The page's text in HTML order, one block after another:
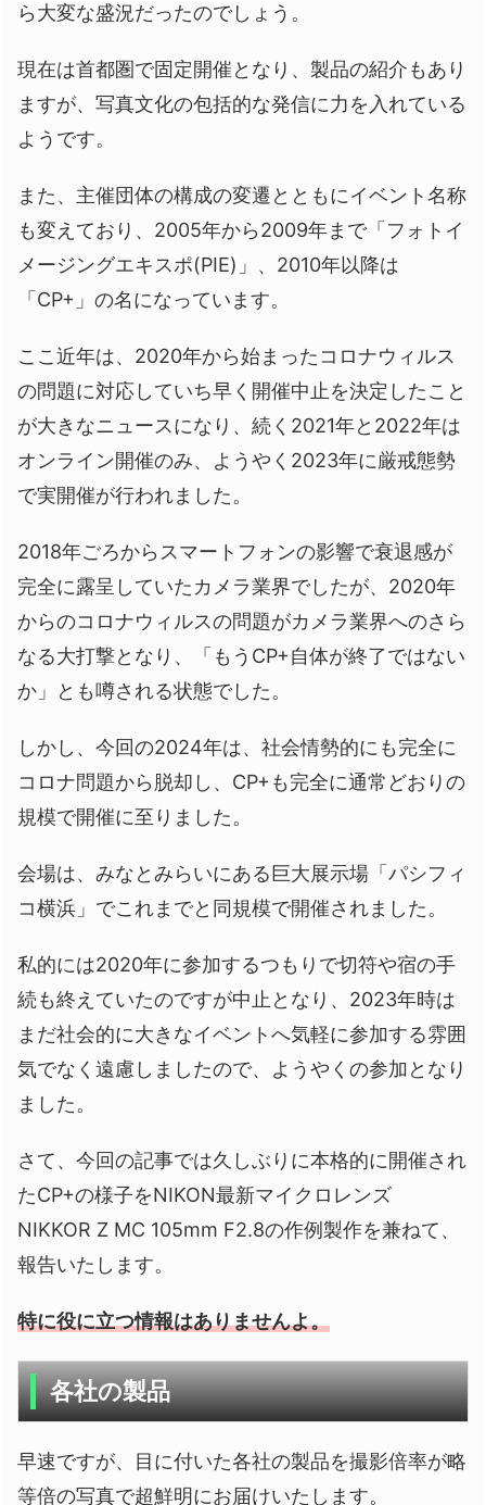
ら大変な盛況だったのでしょう。
現在は首都圏で固定開催となり、製品の紹介もあり
ますが、写真文化の包括的な発信に力を入れている
ようです。
また、主催団体の構成の変遷とともにイベント名称
も変えており、2005年から2009年まで「フォトイ
メージングエキスポ(PIE)」、2010年以降は
「CP+」の名になっています。
ここ近年は、2020年から始まったコロナウィルス
の問題に対応していち早く開催中止を決定したこと
が大きなニュースになり、続く2021年と2022年は
オンライン開催のみ、ようやく2023年に厳戒態勢
で実開催が行われました。
2018年ごろからスマートフォンの影響で衰退感が
完全に露呈していたカメラ業界でしたが、2020年
からのコロナウィルスの問題がカメラ業界へのさら
なる大打撃となり、「もうCP+自体が終了ではない
か」とも噂される状態でした。
しかし、今回の2024年は、社会情勢的にも完全に
コロナ問題から脱却し、CP+も完全に通常どおりの
規模で開催に至りました。
会場は、みなとみらいにある巨大展示場「パシフィ
コ横浜」でこれまでと同規模で開催されました。
私的には2020年に参加するつもりで切符や宿の手
続も終えていたのですが中止となり、2023年時は
まだ社会的に大きなイベントへ気軽に参加する雰囲
気でなく遠慮しましたので、ようやくの参加となり
ました。
さて、今回の記事では久しぶりに本格的に開催され
たCP+の様子をNIKON最新マイクロレンズ
NIKKOR Z MC 105mm F2.8の作例製作を兼ねて、
報告いたします。
特に役に立つ情報はありませんよ。
各社の製品
早速ですが、目に付いた各社の製品を撮影倍率が略
等倍の写真で超鮮明にお届けいたします。